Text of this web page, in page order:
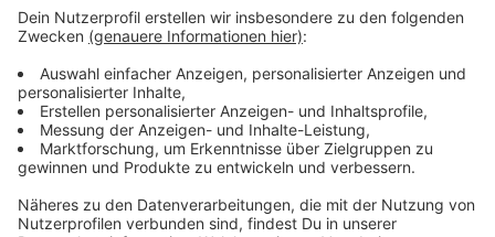
Kinderrecht, kritisiert die Ärztekammer. „Die
Ärztekammer Westfalen-Lippe sieht Kinderschutz in
der Priorität vor dem Elternrecht, vor Datenschutz und
grenzenlos pädagogischem Optimismus“, so Gehle.
Auch der Opferschutz müsse Vorrang vor dem
Täterschutz haben.